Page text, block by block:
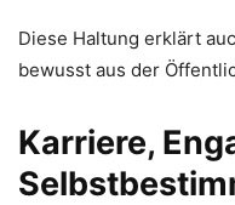
Diese Haltung erklärt
bewusst aus der
Karriere,